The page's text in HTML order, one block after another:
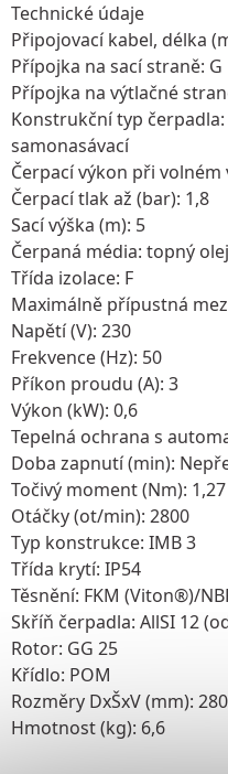
Technické údaje
Připojovací kabel, délka
Přípojka na sací straně: G
Přípojka na výtlačné
Konstrukční typ
samonasávací
Čerpací výkon při
Čerpací tlak až (bar): 1,8
Sací výška (m): 5
Čerpaná média: topný
Třída izolace: F
Maximálně přípustná
Napětí (V): 230
Frekvence (Hz): 50
Příkon proudu (A): 3
Výkon (kW): 0,6
Tepelná ochrana s
Doba zapnutí (min):
Točivý moment (Nm): 1,27
Otáčky (ot/min): 2800
Typ konstrukce: IMB 3
Třída krytí: IP54
Těsnění: FKM (Viton®)/
Skříň čerpadla: AllSI 12
Rotor: GG 25
Křídlo: POM
Rozměry DxŠxV (mm):
Hmotnost (kg): 6,6